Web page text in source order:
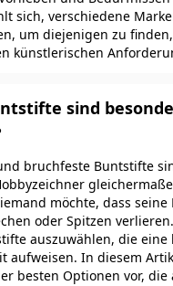
sich, verschiedene
um diejenigen zu
künstlerischen
sind
bruchfeste Buntstifte
möchte, dass
oder Spitzen
auszuwählen, die eine
aufweisen. In diesem
besten Optionen vor,